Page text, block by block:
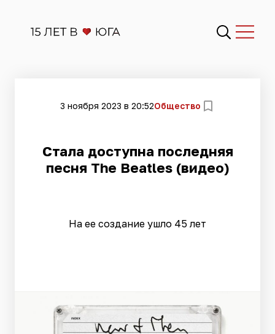
3 ноября 2023 в 20:52Общество
Стала доступна последняя
песня The Beatles (видео)
На ее создание ушло 45 лет